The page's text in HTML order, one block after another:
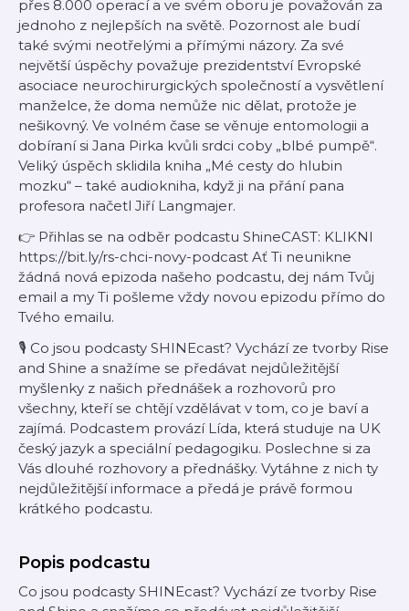
přes 8.000 operací a ve svém oboru je považován za
jednoho z nejlepších na světě. Pozornost ale budí
také svými neotřelými a přímými názory. Za své
největší úspěchy považuje prezidentství Evropské
asociace neurochirurgických společností a vysvětlení
manželce, že doma nemůže nic dělat, protože je
nešikovný. Ve volném čase se věnuje entomologii a
dobíraní si Jana Pirka kvůli srdci coby „blbé pumpě“.
Veliký úspěch sklidila kniha „Mé cesty do hlubin
mozku“ – také audiokniha, když ji na přání pana
profesora načetl Jiří Langmajer.
👉 Přihlas se na odběr podcastu ShineCAST: KLIKNI
https://bit.ly/rs-chci-novy-podcast Ať Ti neunikne
žádná nová epizoda našeho podcastu, dej nám Tvůj
email a my Ti pošleme vždy novou epizodu přímo do
Tvého emailu.
🎙 Co jsou podcasty SHINEcast? Vychází ze tvorby Rise
and Shine a snažíme se předávat nejdůležitější
myšlenky z našich přednášek a rozhovorů pro
všechny, kteří se chtějí vzdělávat v tom, co je baví a
zajímá. Podcastem provází Lída, která studuje na UK
český jazyk a speciální pedagogiku. Poslechne si za
Vás dlouhé rozhovory a přednášky. Vytáhne z nich ty
nejdůležitější informace a předá je právě formou
krátkého podcastu.
Popis podcastu
Co jsou podcasty SHINEcast? Vychází ze tvorby Rise